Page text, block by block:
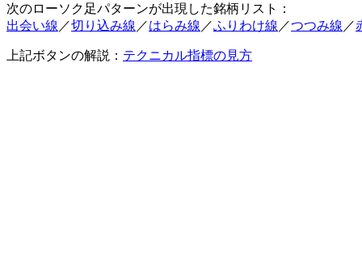
次のローソク足パターンが出現した銘柄リスト：
出会い線 ／切り込み線 ／はらみ線 ／ふりわけ線 ／つつみ線 ／
上記ボタンの解説： テクニカル指標の見方